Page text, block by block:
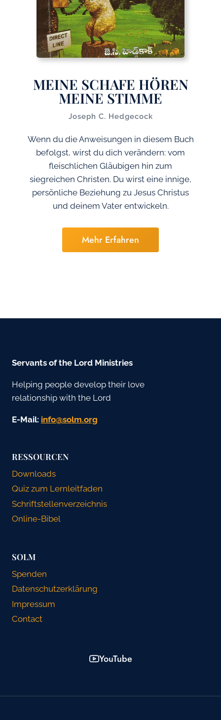
MEINE SCHAFE HÖREN
MEINE STIMME
Joseph C. Hedgecock
Wenn du die Anweisungen in diesem Buch
befolgst, wirst du dich verändern: vom
fleischlichen Gläubigen hin zum
siegreichen Christen. Du wirst eine innige,
persönliche Beziehung zu Jesus Christus
und deinem Vater entwickeln.
Mehr Erfahren
Servants of the Lord Ministries
Helping people develop their love
relationship with the Lord
E-Mail: gro.mlos@ofni
RESSOURCEN
Downloads
Quiz zum Lernleitfaden
Schriftstellenverzeichnis
Online-Bibel
SOLM
Spenden
Datenschutzerklärung
Impressum
Contact
YouTube